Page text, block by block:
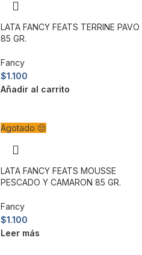
LATA FANCY FEATS TERRINE PAVO
85 GR.
Fancy
$1.100
Añadir al carrito
Agotado 😔
LATA FANCY FEATS MOUSSE
PESCADO Y CAMARON 85 GR.
Fancy
$1.100
Leer más